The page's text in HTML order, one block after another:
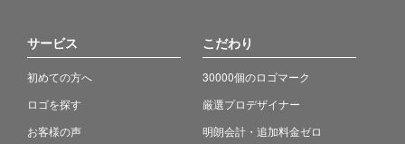
サービス
初めての方へ
ロゴを探す
お客様の声
こだわり
30000個のロゴマーク
厳選プロデザイナー
明朗会計・追加料金ゼロ